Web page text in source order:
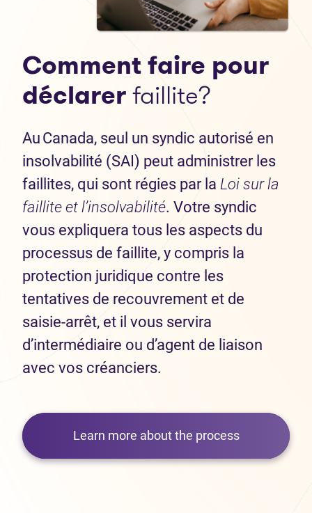
Comment faire pour
déclarerfaillite?
Au Canada, seul un syndic autorisé en
insolvabilité (SAI) peut administrer les
faillites, qui sont régies par la Loi sur la
faillite et l’insolvabilité. Votre syndic
vous expliquera tous les aspects du
processus de faillite, y compris la
protection juridique contre les
tentatives de recouvrement et de
saisie-arrêt, et il vous servira
d’intermédiaire ou d’agent de liaison
avec vos créanciers.
Learn more about the process